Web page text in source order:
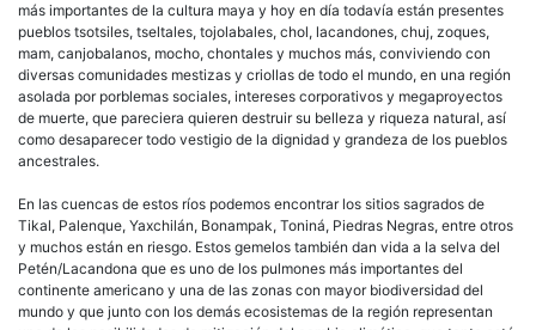
más importantes de la cultura maya y hoy en día todavía están presentes
pueblos tsotsiles, tseltales, tojolabales, chol, lacandones, chuj, zoques,
mam, canjobalanos, mocho, chontales y muchos más, conviviendo con
diversas comunidades mestizas y criollas de todo el mundo, en una región
asolada por porblemas sociales, intereses corporativos y megaproyectos
de muerte, que pareciera quieren destruir su belleza y riqueza natural, así
como desaparecer todo vestigio de la dignidad y grandeza de los pueblos
ancestrales.
En las cuencas de estos ríos podemos encontrar los sitios sagrados de
Tikal, Palenque, Yaxchilán, Bonampak, Toniná, Piedras Negras, entre otros
y muchos están en riesgo. Estos gemelos también dan vida a la selva del
Petén/Lacandona que es uno de los pulmones más importantes del
continente americano y una de las zonas con mayor biodiversidad del
mundo y que junto con los demás ecosistemas de la región representan